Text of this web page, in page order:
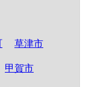
草津市
甲賀市